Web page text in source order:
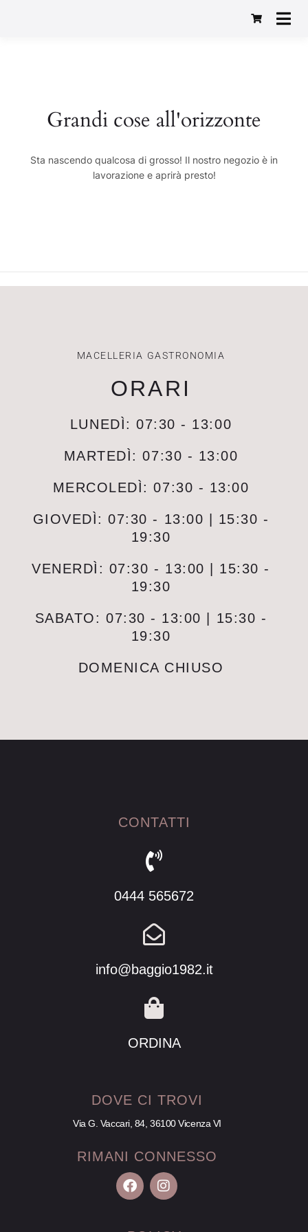
Grandi cose all'orizzonte
Sta nascendo qualcosa di grosso! Il nostro negozio è in
lavorazione e aprirà presto!
MACELLERIA GASTRONOMIA
ORARI
LUNEDÌ: 07:30 - 13:00
MARTEDÌ: 07:30 - 13:00
MERCOLEDÌ: 07:30 - 13:00
GIOVEDÌ: 07:30 - 13:00 | 15:30 -
19:30
VENERDÌ: 07:30 - 13:00 | 15:30 -
19:30
SABATO: 07:30 - 13:00 | 15:30 -
19:30
DOMENICA CHIUSO
CONTATTI
0444 565672
info@baggio1982.it
ORDINA
DOVE CI TROVI
Via G. Vaccari, 84, 36100 Vicenza VI
RIMANI CONNESSO